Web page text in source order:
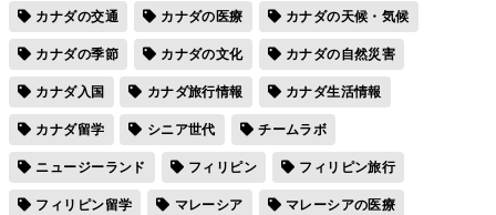
カナダの交通
カナダの医療
カナダの天候・気候
カナダの季節
カナダの文化
カナダの自然災害
カナダ入国
カナダ旅行情報
カナダ生活情報
カナダ留学
シニア世代
チームラボ
ニュージーランド
フィリピン
フィリピン旅行
フィリピン留学
マレーシア
マレーシアの医療